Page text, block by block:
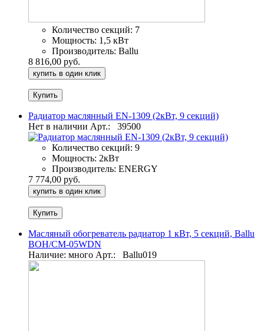
Количество секций: 7
Мощность: 1,5 кВт
Производитель: Ballu
8 816,00 руб.
купить в один клик
Радиатор маслянный EN-1309 (2кВт, 9 секций)
Нет в наличии Арт.: 39500
Количество секций: 9
Мощность: 2кВт
Производитель: ENERGY
7 774,00 руб.
купить в один клик
Масляный обогреватель радиатор 1 кВт, 5 секций, Ballu
BOH/CM-05WDN
Наличие: много Арт.: Ballu019